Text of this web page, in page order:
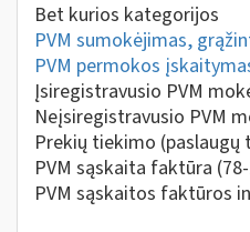
Bet kurios kategorijos
PVM sumokėjimas,
PVM permokos
Įsiregistravusio PVM
Neįsiregistravusio PVM
Prekių tiekimo
PVM sąskaita faktūra
PVM sąskaitos faktūros